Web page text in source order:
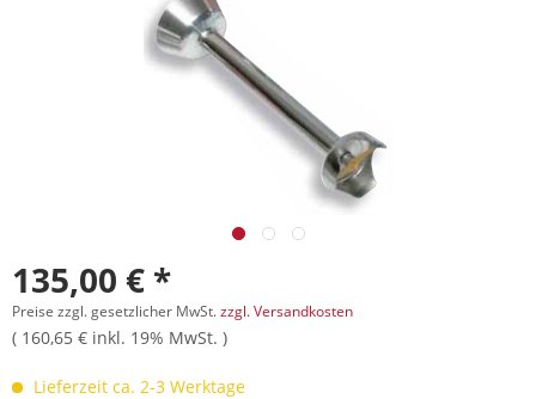
135,00 € *
Preise zzgl. gesetzlicher MwSt.zzgl. Versandkosten
( 160,65 € inkl. 19% MwSt. )
Lieferzeit ca. 2-3 Werktage